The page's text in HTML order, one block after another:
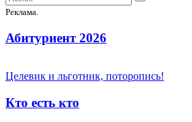
Реклама.
Абитуриент 2026
Целевик и льготник, поторопись!
Кто есть кто